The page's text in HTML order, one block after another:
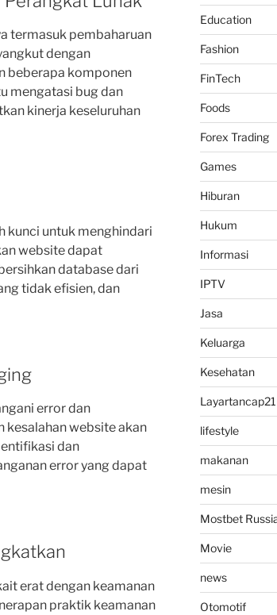
termasuk pembaharuan
dengan
beberapa komponen
mengatasi bug dan
kinerja keseluruhan
kunci untuk menghindari
website dapat
database dari
tidak efisien, dan
error dan
kesalahan website akan
dan
error yang dapat
erat dengan keamanan
praktik keamanan
Education
Fashion
FinTech
Foods
Forex Trading
Games
Hiburan
Hukum
Informasi
IPTV
Jasa
Keluarga
Kesehatan
Layartancap21
lifestyle
makanan
mesin
Mostbet
Movie
news
Otomotif